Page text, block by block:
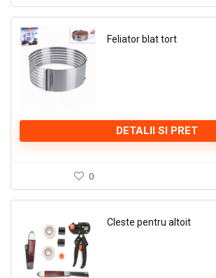
Feliator blat tort
DETALII SI PRET
0
Cleste pentru altoit